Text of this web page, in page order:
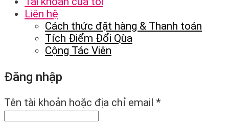
Liên hệ
Cách thức đặt hàng & Thanh toán
Tích Điểm Đổi Qùa
Cộng Tác Viên
Đăng nhập
Tên tài khoản hoặc địa chỉ email *